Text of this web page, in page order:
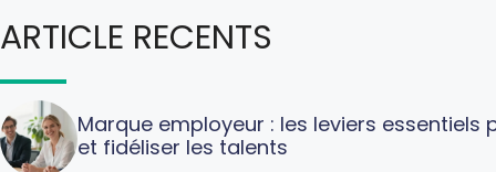
ARTICLE RECENTS
Marque employeur : les leviers essentiels
et fidéliser les talents